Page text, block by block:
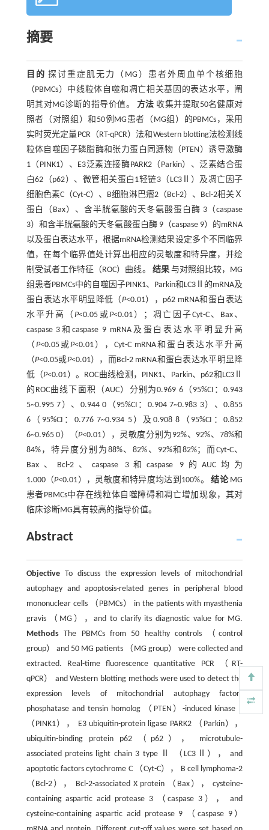
摘要
目的 探讨重症肌无力（MG）患者外周血单个核细胞
（PBMCs）中线粒体自噬和凋亡相关基因的表达水平，阐
明其对MG诊断的指导价值。 方法 收集并提取50名健康对
照者（对照组）和50例MG患者（MG组）的PBMCs，采用
实时荧光定量PCR（RT-qPCR）法和Western blotting法检测线
粒体自噬因子磷脂酶和张力蛋白同源物（PTEN）诱导激酶
1（PINK1）、E3泛素连接酶PARK2（Parkin）、泛素结合蛋
白62（p62）、微管相关蛋白1轻链3（LC3Ⅱ）及凋亡因子
细胞色素C（Cyt-C）、B细胞淋巴瘤2（Bcl-2）、Bcl-2相关Ｘ
蛋白（Bax）、含半胱氨酸的天冬氨酸蛋白酶 3（caspase
3）和含半胱氨酸的天冬氨酸蛋白酶 9（caspase 9）的mRNA
以及蛋白表达水平，根据mRNA检测结果设定多个不同临界
值，在每个临界值处计算出相应的灵敏度和特异度，并绘
制受试者工作特征（ROC）曲线。 结果与对照组比较，MG
组患者PBMCs中的自噬因子PINK1、Parkin和LC3Ⅱ的mRNA及
蛋白表达水平明显降低（P<0.01），p62 mRNA和蛋白表达
水平升高（P<0.05或P<0.01）；凋亡因子Cyt-C、Bax、
caspase 3和caspase 9 mRNA及蛋白表达水平明显升高
（ P<0.05或P<0.01），Cyt-C mRNA和蛋白表达水平升高
（P<0.05或P<0.01），而Bcl-2 mRNA和蛋白表达水平明显降
低（P<0.01）。ROC曲线检测，PINK1、Parkin、p62和LC3Ⅱ
的ROC曲线下面积（AUC）分别为0.969 6（95%CI：0.943
5~0.995 7）、0.944 0（95%CI：0.904 7~0.983 3）、0.855
6（95%CI：0.776 7~0.934 5）及0.908 8（95%CI：0.852
6~0.965 0）（P<0.01），灵敏度分别为92%、92%、78%和
84%，特异度分别为88%、82%、92%和82%；而Cyt-C、
Bax、Bcl-2、caspase 3和caspase 9的AUC均为
1.000（P<0.01），灵敏度和特异度均达到100%。结论MG
患者PBMCs中存在线粒体自噬障碍和凋亡增加现象，其对
临床诊断MG具有较高的指导价值。
Abstract
ObjectiveTo discuss the expression levels of mitochondrial
autophagy and apoptosis-related genes in peripheral blood
mononuclear cells （PBMCs） in the patients with myasthenia
gravis （MG），and to clarify its diagnostic value for MG.
MethodsThe PBMCs from 50 healthy controls （control
group） and 50 MG patients （MG group） were collected and
extracted. Real-time fluorescence quantitative PCR （RT-
qPCR） and Western blotting methods were used to detect the
expression levels of mitochondrial autophagy factors
phosphatase and tensin homolog （PTEN）-induced kinase 1
（PINK1）， E3 ubiquitin-protein ligase PARK2 （Parkin），
ubiquitin-binding protein p62 （p62）， microtubule-
associated proteins light chain 3 type Ⅱ （LC3Ⅱ）， and
apoptotic factors cytochrome C （Cyt-C）， B cell lymphoma-2
（Bcl-2）， Bcl-2-associated X protein （Bax）， cysteine-
containing aspartic acid protease 3 （caspase 3）， and
cysteine-containing aspartic acid protease 9 （caspase 9）